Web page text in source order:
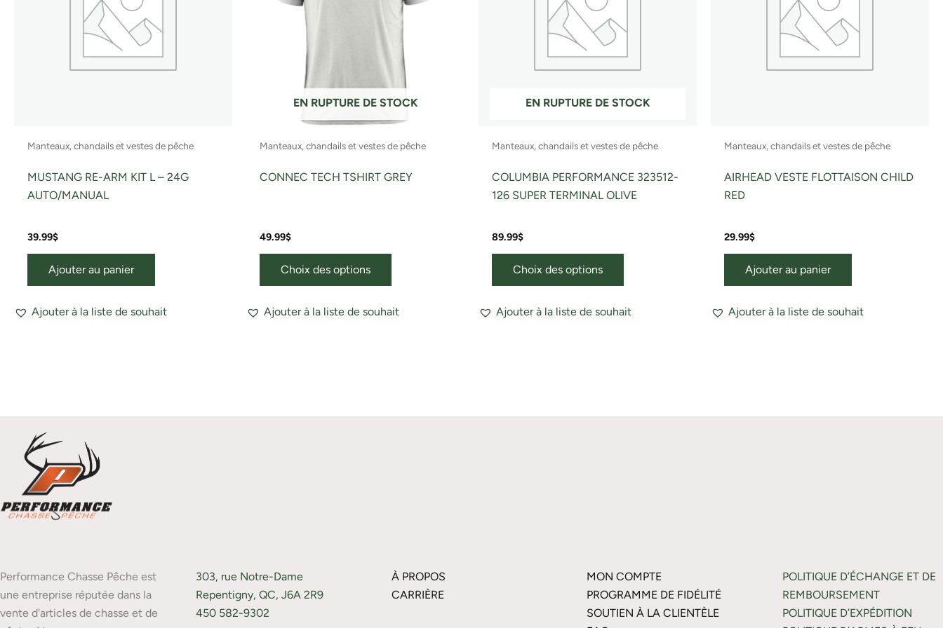
Manteaux, chandails et vestes de pêche
MUSTANG RE-ARM KIT L – 24G
AUTO/MANUAL
39.99$
Ajouter au panier
Ajouter à la liste de souhait
EN RUPTURE DE STOCK
Manteaux, chandails et vestes de pêche
CONNEC TECH TSHIRT GREY
49.99$
Choix des options
Les
options
être
choisies
du
Ajouter à la liste de souhait
EN RUPTURE DE STOCK
Manteaux, chandails et vestes de pêche
COLUMBIA PERFORMANCE 323512-
126 SUPER TERMINAL OLIVE
89.99$
Choix des options
être
du
Ajouter à la liste de souhait
Manteaux, chandails et vestes de pêche
AIRHEAD VESTE FLOTTAISON CHILD
RED
29.99$
Ajouter au panier
Ajouter à la liste de souhait
Performance Chasse Pêche est
une entreprise réputée dans la
vente d'articles de chasse et de
303, rue Notre-Dame
Repentigny, QC, J6A 2R9
450 582-9302
À PROPOS
CARRIÈRE
MON COMPTE
PROGRAMME DE FIDÉLITÉ
SOUTIEN À LA CLIENTÈLE
POLITIQUE D’ÉCHANGE ET DE
REMBOURSEMENT
POLITIQUE D’EXPÉDITION